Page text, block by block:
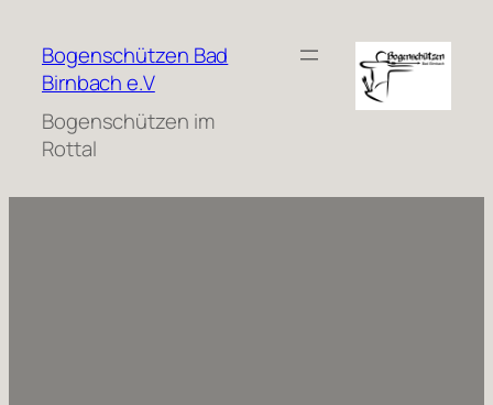
Inhalt
springen
Bogenschützen Bad
Birnbach e.V
Bogenschützen im
Rottal